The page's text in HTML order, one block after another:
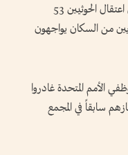
خفضت الأمم المتحدة وجودها في مناطق سيطرة الحوثيين إلى 3 موظفين أجانب، رداً على اعتقال الحوثيين 53
من أن الملايين من السكان يواجهون
في اليمن، جون علم، أن 12 موظفاً من موظفي الأمم المتحدة غادروا
سابقاً في المجمع